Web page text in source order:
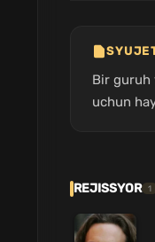
Bir guruh
uchun
REJISSYOR 1